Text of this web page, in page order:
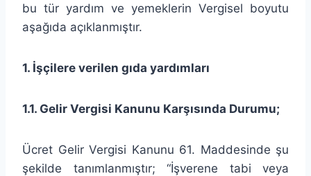
bu tür yardım ve yemeklerin Vergisel boyutu
aşağıda açıklanmıştır.
1. İşçilere verilen gıda yardımları
1.1. Gelir Vergisi Kanunu Karşısında Durumu;
Ücret Gelir Vergisi Kanunu 61. Maddesinde şu
şekilde tanımlanmıştır; “İşverene tabi veya